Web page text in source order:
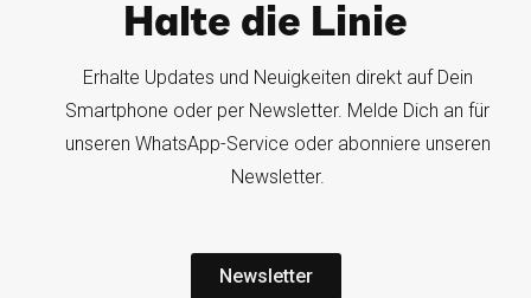
Halte die Linie
Erhalte Updates und Neuigkeiten direkt auf Dein
Smartphone oder per Newsletter. Melde Dich an für
unseren WhatsApp-Service oder abonniere unseren
Newsletter.
Newsletter